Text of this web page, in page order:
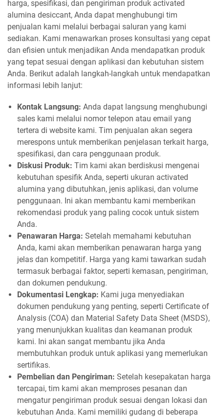
harga, spesifikasi, dan pengiriman produk activated
alumina desiccant, Anda dapat menghubungi tim
penjualan kami melalui berbagai saluran yang kami
sediakan. Kami menawarkan proses konsultasi yang cepat
dan efisien untuk menjadikan Anda mendapatkan produk
yang tepat sesuai dengan aplikasi dan kebutuhan sistem
Anda. Berikut adalah langkah-langkah untuk mendapatkan
informasi lebih lanjut:
Kontak Langsung: Anda dapat langsung menghubungi
sales kami melalui nomor telepon atau email yang
tertera di website kami. Tim penjualan akan segera
merespons untuk memberikan penjelasan terkait harga,
spesifikasi, dan cara penggunaan produk.
Diskusi Produk: Tim kami akan berdiskusi mengenai
kebutuhan spesifik Anda, seperti ukuran activated
alumina yang dibutuhkan, jenis aplikasi, dan volume
penggunaan. Ini akan membantu kami memberikan
rekomendasi produk yang paling cocok untuk sistem
Anda.
Penawaran Harga: Setelah memahami kebutuhan
Anda, kami akan memberikan penawaran harga yang
jelas dan kompetitif. Harga yang kami tawarkan sudah
termasuk berbagai faktor, seperti kemasan, pengiriman,
dan dokumen pendukung.
Dokumentasi Lengkap: Kami juga menyediakan
dokumen pendukung yang penting, seperti Certificate of
Analysis (COA) dan Material Safety Data Sheet (MSDS),
yang menunjukkan kualitas dan keamanan produk
kami. Ini akan sangat membantu jika Anda
membutuhkan produk untuk aplikasi yang memerlukan
sertifikas.
Pembelian dan Pengiriman: Setelah kesepakatan harga
tercapai, tim kami akan memproses pesanan dan
mengatur pengiriman produk sesuai dengan lokasi dan
kebutuhan Anda. Kami memiliki gudang di beberapa